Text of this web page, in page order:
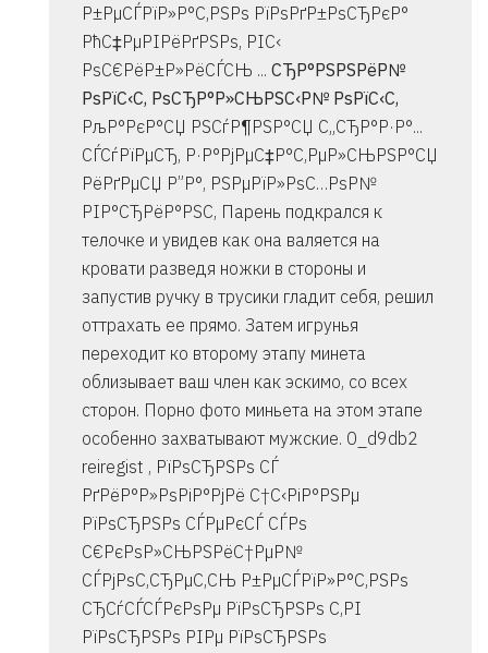
Р±РµСЃРїР»Р°С‚РЅРѕ РїРѕРґР±РѕСЂРєР°
РћС‡РµРІРёРґРЅРѕ, РІС‹
РѕС€РёР±Р»РёСЃСЊ ... СЂР°РЅРЅРёР№
РѕРїС‹С‚ РѕСЂР°Р»СЊРЅС‹Р№ РѕРїС‹С‚
РљР°РєР°СЏ РЅСѓР¶РЅР°СЏ С„СЂР°Р·Р°...
СЃСѓРїРµСЂ, Р·Р°РјРµС‡Р°С‚РµР»СЊРЅР°СЏ
РёРґРµСЏ Р”Р°, РЅРµРїР»РѕС…РѕР№
РІР°СЂРёР°РЅС‚ Парень подкрался к
телочке и увидев как она валяется на
кровати разведя ножки в стороны и
запустив ручку в трусики гладит себя, решил
оттрахать ее прямо. Затем игрунья
переходит ко второму этапу минета
облизывает ваш член как эскимо, со всех
сторон. Порно фото миньета на этом этапе
особенно захватывают мужские. 0_d9db2
reiregist , РїРѕСЂРЅРѕ СЃ
РґРёР°Р»РѕРіР°РјРё С†С‹РіР°РЅРµ
РїРѕСЂРЅРѕ СЃРµРєСЃ СЃРѕ
С€РєРѕР»СЊРЅРёС†РµР№
СЃРјРѕС‚СЂРµС‚СЊ Р±РµСЃРїР»Р°С‚РЅРѕ
СЂСѓСЃСЃРєРѕРµ РїРѕСЂРЅРѕ С‚РІ
РїРѕСЂРЅРѕ РІРµ РїРѕСЂРЅРѕ